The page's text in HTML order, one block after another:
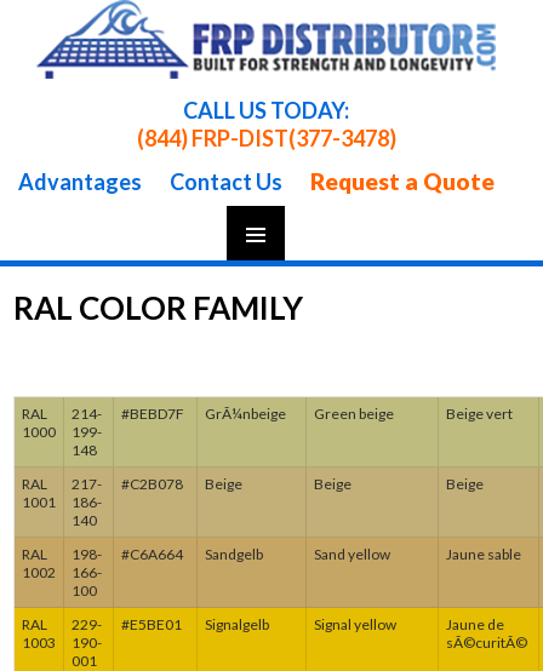
CALL US TODAY:
(844) FRP-DIST(377-3478)
Advantages
Contact Us Request a Quote
Skip
To
Content
RAL COLOR FAMILY
RAL
1000
214-
199-
148
#BEBD7F GrÃ¼nbeige Green beige Beige vert
RAL
1001
217-
186-
140
#C2B078 Beige Beige Beige
RAL
1002
198-
166-
100
#C6A664 Sandgelb Sand yellow Jaune sable
RAL
1003
229-
190-
001
#E5BE01 Signalgelb Signal yellow
Jaune de
sÃ©curitÃ©